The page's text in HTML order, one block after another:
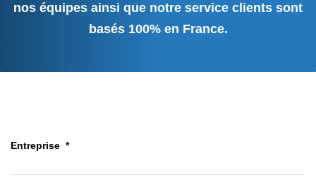
nos équipes ainsi que notre service clients sont
basés 100% en France.
Entreprise *